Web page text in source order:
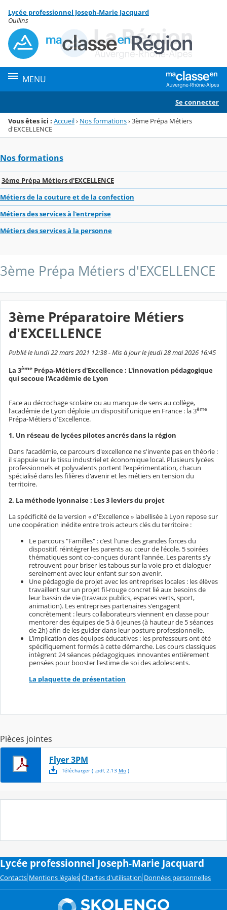
Menu de la rubrique
Contenu
Lycée professionnel Joseph-Marie Jacquard
Oullins
MENU
Se connecter
Vous êtes ici : Accueil› Nos formations›3ème Prépa Métiers
d'EXCELLENCE
Nos formations
3ème Prépa Métiers d'EXCELLENCE
Métiers de la couture et de la confection
Métiers des services à l'entreprise
Métiers des services à la personne
3ème Prépa Métiers d'EXCELLENCE
3ème Préparatoire Métiers
d'EXCELLENCE
Publié le lundi 22 mars 2021 12:38 - Mis à jour le jeudi 28 mai 2026 16:45
La 3ème Prépa-Métiers d'Excellence : L'innovation pédagogique
qui secoue l'Académie de Lyon
Face au décrochage scolaire ou au manque de sens au collège,
l'académie de Lyon déploie un dispositif unique en France : la 3ème
Prépa-Métiers d'Excellence.
1. Un réseau de lycées pilotes ancrés dans la région
Dans l'académie, ce parcours d'excellence ne s'invente pas en théorie :
il s'appuie sur le tissu industriel et économique local. Plusieurs lycées
professionnels et polyvalents portent l'expérimentation, chacun
spécialisé dans les filières d'avenir et les métiers en tension du
territoire.
2. La méthode lyonnaise : Les 3 leviers du projet
La spécificité de la version « d'Excellence » labellisée à Lyon repose sur
une coopération inédite entre trois acteurs clés du territoire :
Le parcours "Familles" : c’est l'une des grandes forces du
dispositif, réintégrer les parents au cœur de l'école. 5 soirées
thématiques sont co-conçues durant l'année. Les parents s'y
retrouvent pour briser les tabous sur la voie pro et dialoguer
sereinement avec leur enfant sur son avenir.
Une pédagogie de projet avec les entreprises locales : les élèves
travaillent sur un projet fil-rouge concret lié aux besoins de
leur bassin de vie (travaux publics, espaces verts, sport,
animation). Les entreprises partenaires s'engagent
concrètement : leurs collaborateurs viennent en classe pour
mentorer des équipes de 5 à 6 jeunes (à hauteur de 5 séances
de 2h) afin de les guider dans leur posture professionnelle.
L’implication des équipes éducatives : les professeurs ont été
spécifiquement formés à cette démarche. Les cours classiques
intègrent 24 séances pédagogiques innovantes entièrement
pensées pour booster l'estime de soi des adolescents.
La plaquette de présentation
Pièces jointes
Flyer 3PM
Télécharger( .pdf, 2.13 Mo)
Lycée professionnel Joseph-Marie Jacquard
Contacts Mentions légales Chartes d'utilisation Données personnelles